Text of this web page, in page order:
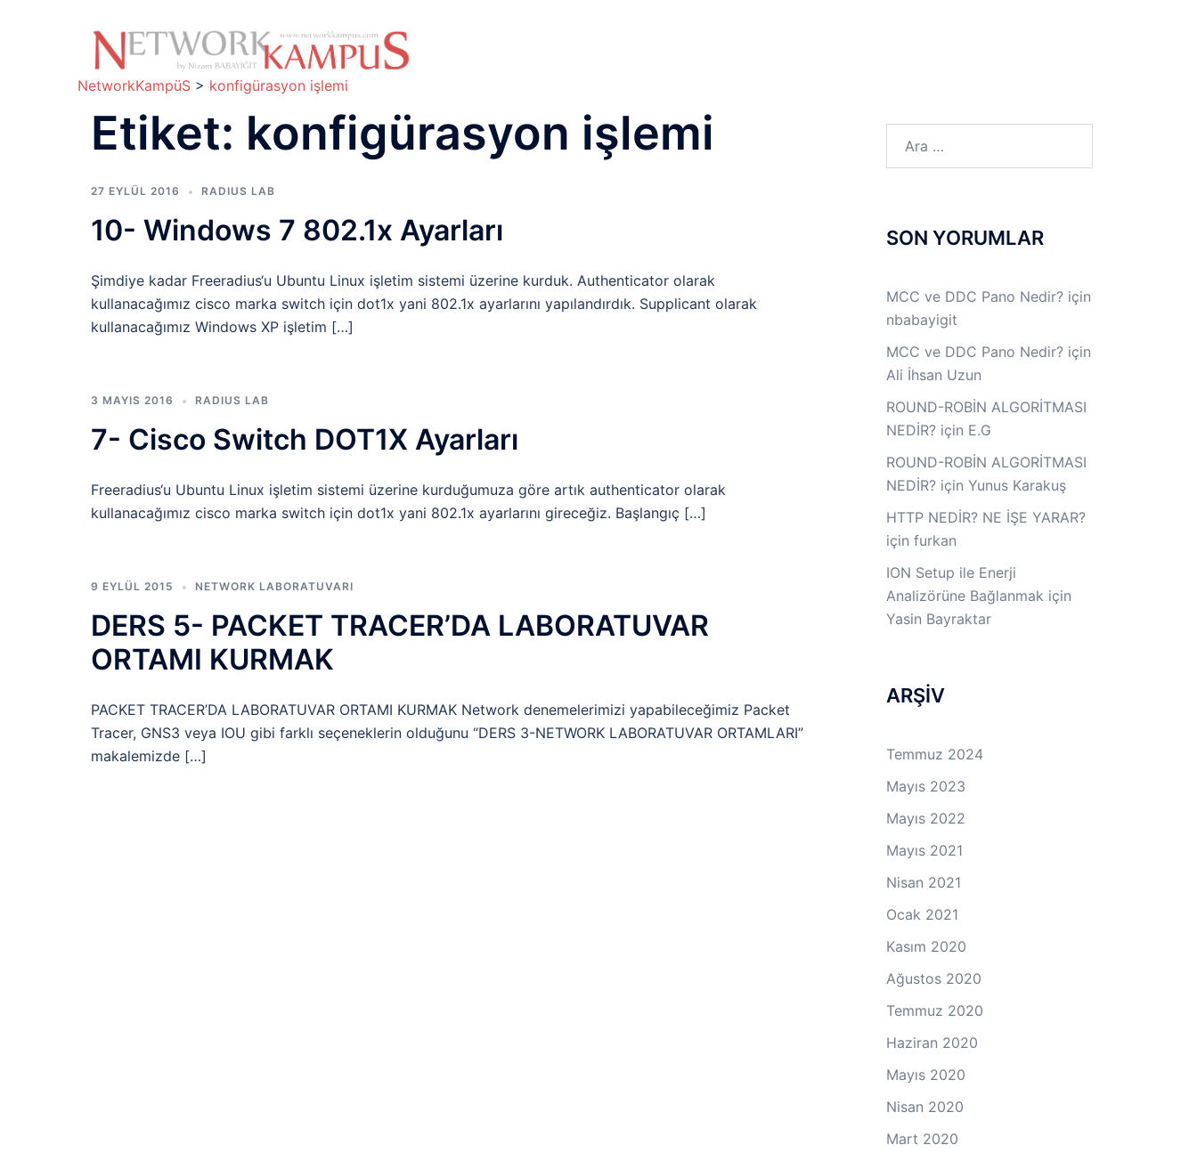
NetworkKampüS > konfigürasyon işlemi
Etiket: konfigürasyon işlemi
27 EYLÜL 2016 RADIUS LAB
10- Windows 7 802.1x Ayarları
Şimdiye kadar Freeradius‘u Ubuntu Linux işletim sistemi üzerine kurduk. Authenticator olarak
kullanacağımız cisco marka switch için dot1x yani 802.1x ayarlarını yapılandırdık. Supplicant olarak
kullanacağımız Windows XP işletim […]
3 MAYIS 2016 RADIUS LAB
7- Cisco Switch DOT1X Ayarları
Freeradius‘u Ubuntu Linux işletim sistemi üzerine kurduğumuza göre artık authenticator olarak
kullanacağımız cisco marka switch için dot1x yani 802.1x ayarlarını gireceğiz. Başlangıç […]
9 EYLÜL 2015 NETWORK LABORATUVARI
DERS 5- PACKET TRACER’DA LABORATUVAR
ORTAMI KURMAK
PACKET TRACER’DA LABORATUVAR ORTAMI KURMAK Network denemelerimizi yapabileceğimiz Packet
Tracer, GNS3 veya IOU gibi farklı seçeneklerin olduğunu “DERS 3-NETWORK LABORATUVAR ORTAMLARI”
makalemizde […]
SON YORUMLAR
MCC ve DDC Pano Nedir?için
nbabayigit
MCC ve DDC Pano Nedir?için
Ali İhsan Uzun
ROUND-ROBİN ALGORİTMASI
NEDİR?için E.G
ROUND-ROBİN ALGORİTMASI
NEDİR?için Yunus Karakuş
HTTP NEDİR? NE İŞE YARAR?
için furkan
ION Setup ile Enerji
Analizörüne Bağlanmak için
Yasin Bayraktar
ARŞİV
Temmuz 2024
Mayıs 2023
Mayıs 2022
Mayıs 2021
Nisan 2021
Ocak 2021
Kasım 2020
Ağustos 2020
Temmuz 2020
Haziran 2020
Mayıs 2020
Nisan 2020
Mart 2020